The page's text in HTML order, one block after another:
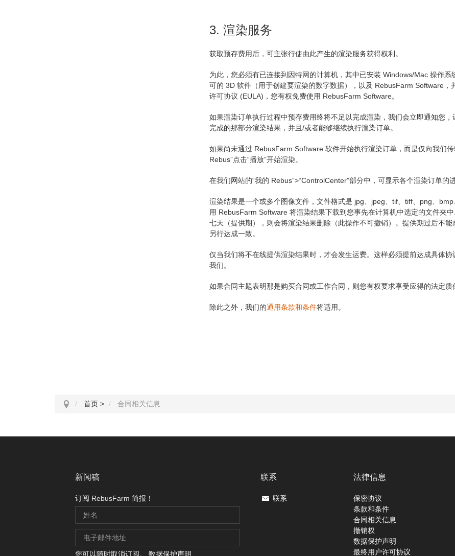
3. 渲染服务
获取预存费用后，可主张行使由此产生的渲染服务获得权利。
为此，您必须有已连接到因特网的计算机，其中已安装 Windows/Mac 操作系
可的 3D 软件（用于创建要渲染的数字数据），以及 RebusFarm Software，
许可协议 (EULA)，您有权免费使用 RebusFarm Software。
如果渲染订单执行过程中预存费用终将不足以完成渲染，我们会立即通知您
完成的那部分渲染结果，并且/或者能够继续执行渲染订单。
如果尚未通过 RebusFarm Software 软件开始执行渲染订单，而是仅向我们
Rebus”点击“播放”开始渲染。
在我们网站的“我的 Rebus”>“ControlCenter”部分中，可显示各个渲染订单的
渲染结果是一个或多个图像文件，文件格式是 jpg、jpeg、tif、tiff、png、
用 RebusFarm Software 将渲染结果下载到您事先在计算机中选定的文件夹
七天（提供期），则会将渲染结果删除（此操作不可撤销）。提供期过后不
另行达成一致。
仅当我们将不在线提供渲染结果时，才会发生运费。这样必须提前达成具体
我们。
如果合同主题表明那是购买合同或工作合同，则您有权要求享受应得的法定质
除此之外，我们的通用条款和条件将适用。
首页 > 合同相关信息
新闻稿
订阅 RebusFarm 简报！
您可以随时取消订阅。 数据保护声明
联系
联系
法律信息
保密协议
条款和条件
合同相关信息
撤销权
数据保护声明
最终用户许可协议